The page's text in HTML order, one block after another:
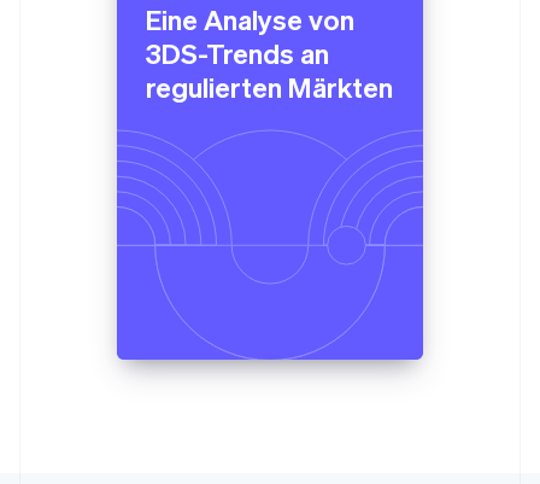
Eine Analyse von
3DS-Trends an
regulierten Märkten
Liechtenstein
English
FrançaisDeutsch English
Malaysia
简体中文
Malta
English
Niederlande